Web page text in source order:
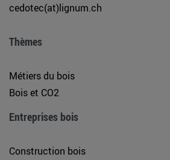
cedotec(at)lignum.ch
Thèmes
Métiers du bois
Bois et CO2
Entreprises bois
Construction bois